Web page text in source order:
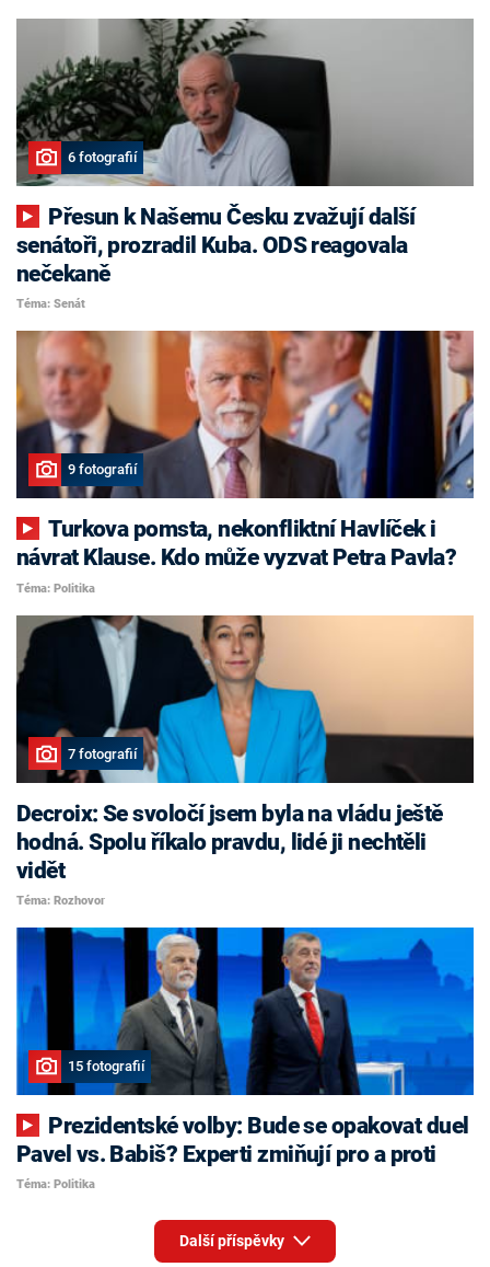
6 fotografií
senátoři, prozradil Kuba. ODS reagovala
nečekaně
Téma: Senát
9 fotografií
Turkova pomsta, nekonfliktní Havlíček i
návrat Klause. Kdo může vyzvat Petra Pavla?
Téma: Politika
7 fotografií
Decroix: Se svoločí jsem byla na vládu ještě
hodná. Spolu říkalo pravdu, lidé ji nechtěli
vidět
Téma: Rozhovor
15 fotografií
Pavel vs. Babiš? Experti zmiňují pro a proti
Téma: Politika
Další příspěvky